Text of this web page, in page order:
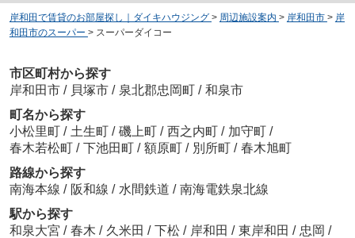
岸和田で賃貸のお部屋探し｜ダイキハウジング > 周辺施設案内 > 岸和田市 > 岸
和田市のスーパー > スーパーダイコー
市区町村から探す
岸和田市 / 貝塚市 / 泉北郡忠岡町 / 和泉市
町名から探す
小松里町 / 土生町 / 磯上町 / 西之内町 / 加守町 /
春木若松町 / 下池田町 / 額原町 / 別所町 / 春木旭町
路線から探す
南海本線 / 阪和線 / 水間鉄道 / 南海電鉄泉北線
駅から探す
和泉大宮 / 春木 / 久米田 / 下松 / 岸和田 / 東岸和田 / 忠岡 /